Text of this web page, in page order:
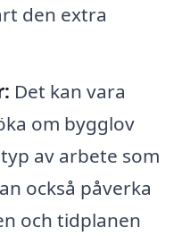
den extra
Det kan vara
om bygglov
av arbete som
också påverka
och tidplanen